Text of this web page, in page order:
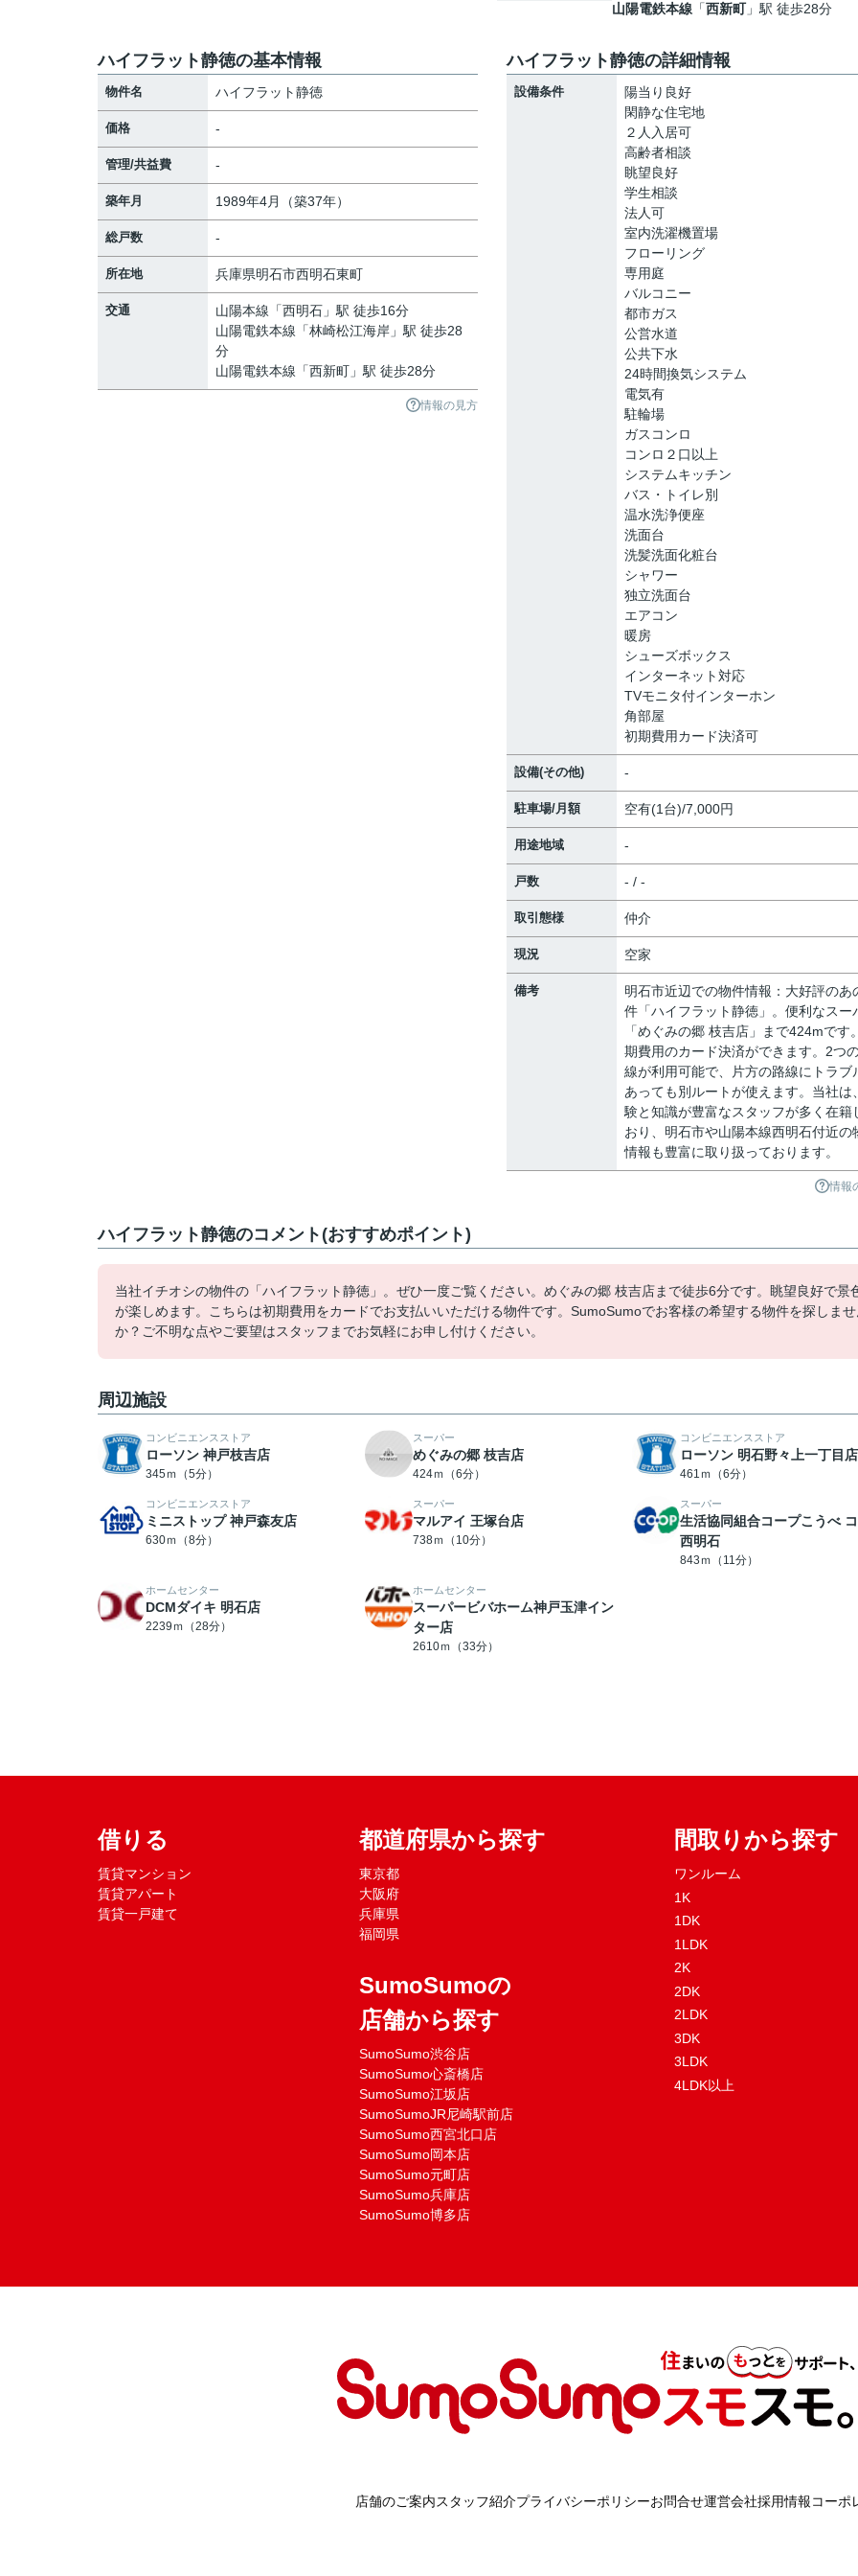
山陽電鉄本線 「西新町」駅 徒歩28分
ハイフラット静徳の基本情報
物件名 ハイフラット静徳
価格 -
管理/共益費 -
築年月 1989年4月（築37年）
総戸数 -
所在地 兵庫県明石市西明石東町
交通 山陽本線 「西明石 」駅 徒歩16分
山陽電鉄本線 「林崎松江海岸 」駅 徒歩28
分
山陽電鉄本線 「西新町 」駅 徒歩28分
情報の見方
ハイフラット静徳の詳細情報
設備条件
陽当り良好
閑静な住宅地
２人入居可
高齢者相談
眺望良好
学生相談
法人可
室内洗濯機置場
フローリング
専用庭
バルコニー
都市ガス
公営水道
公共下水
24時間換気システム
電気有
駐輪場
ガスコンロ
コンロ２口以上
システムキッチン
バス・トイレ別
温水洗浄便座
洗面台
洗髪洗面化粧台
シャワー
独立洗面台
エアコン
暖房
シューズボックス
インターネット対応
TVモニタ付インターホン
角部屋
初期費用カード決済可
設備(その他) -
駐車場/月額 空有(1台)/7,000円
用途地域 -
戸数 - / -
取引態様 仲介
現況 空家
備考
明石市近辺での物件情報：大好評のあ
件「ハイフラット静徳」。便利なスー
「めぐみの郷 枝吉店」まで424mです
期費用のカード決済ができます。2つ
線が利用可能で、片方の路線にトラブ
あっても別ルートが使えます。当社は
験と知識が豊富なスタッフが多く在籍
おり、明石市や山陽本線西明石付近の
情報も豊富に取り扱っております。
情報
ハイフラット静徳のコメント(おすすめポイント)
当社イチオシの物件の「ハイフラット静徳」。ぜひ一度ご覧ください。めぐみの郷 枝吉店まで徒歩6分です。眺望良好で景
が楽しめます。こちらは初期費用をカードでお支払いいただける物件です。SumoSumoでお客様の希望する物件を探しませ
か？ご不明な点やご要望はスタッフまでお気軽にお申し付けください。
周辺施設
コンビニエンスストア
ローソン 神戸枝吉店
345ｍ（5分）
スーパー
めぐみの郷 枝吉店
424ｍ（6分）
コンビニエンスストア
ローソン 明石野々上一丁目店
461ｍ（6分）
コンビニエンスストア
ミニストップ 神戸森友店
630ｍ（8分）
スーパー
マルアイ 王塚台店
738ｍ（10分）
スーパー
生活協同組合コープこうべ
西明石
843ｍ（11分）
ホームセンター
DCMダイキ 明石店
2239ｍ（28分）
ホームセンター
スーパービバホーム神戸玉津イン
ター店
2610ｍ（33分）
借りる
賃貸マンション
賃貸アパート
賃貸一戸建て
都道府県から探す
東京都
大阪府
兵庫県
福岡県
SumoSumoの
店舗から探す
SumoSumo渋谷店
SumoSumo心斎橋店
SumoSumo江坂店
SumoSumoJR尼崎駅前店
SumoSumo西宮北口店
SumoSumo岡本店
SumoSumo元町店
SumoSumo兵庫店
SumoSumo博多店
間取りから探す
ワンルーム
1K
1DK
1LDK
2K
2DK
2LDK
3DK
3LDK
4LDK以上
店舗のご案内スタッフ紹介プライバシーポリシーお問合せ運営会社採用情報コーポ